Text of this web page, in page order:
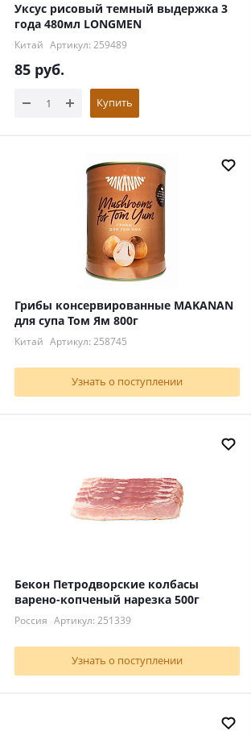
Уксус рисовый темный выдержка 3
года 480мл LONGMEN
Китай Артикул: 259489
85 руб.
Купить
Грибы консервированные MAKANAN
для супа Том Ям 800г
Китай Артикул: 258745
Узнать о поступлении
Бекон Петродворские колбасы
варено-копченый нарезка 500г
Россия Артикул: 251339
Узнать о поступлении